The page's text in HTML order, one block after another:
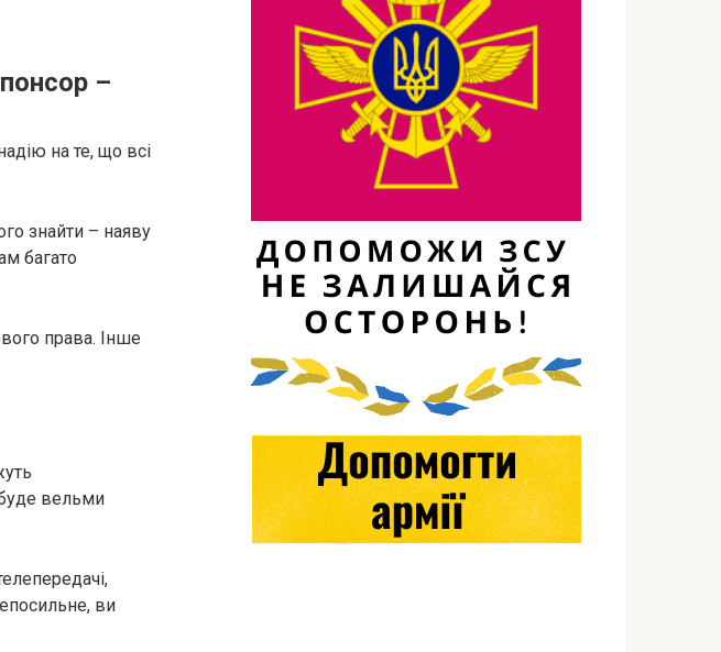
–
на те, що всі
знайти – наяву
багато
права. Інше
вельми
ви